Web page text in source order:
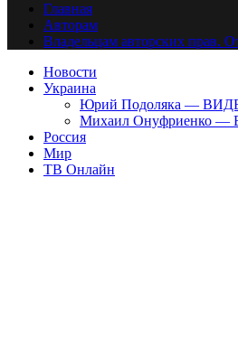
Главная
Авторам
Владельцам авторских прав.
Новости
Украина
Юрий Подоляка —
Михаил Онуфриенко —
Россия
Мир
ТВ Онлайн